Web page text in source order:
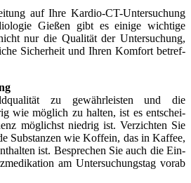
auf Ihre Kar­­dio-CT-Unter­­su­chung
Gie­ßen gibt es eini­ge wich­ti­ge
nur die Qua­li­tät der Unter­su­chung,
Sicher­heit und Ihren Kom­fort betref­
zu gewähr­leis­ten und die
wie mög­lich zu hal­ten, ist es ent­schei­
mög­lichst nied­rig ist. Ver­zich­ten Sie
Sub­stan­zen wie Kof­fe­in, das in Kaf­fee,
ist. Bespre­chen Sie auch die Ein­
am Unter­su­chungs­tag vor­ab